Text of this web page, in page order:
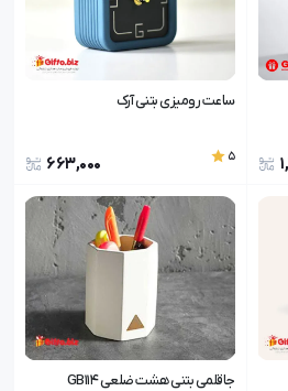
ساعت رومیزی بتنی آرک
5
663,000
جاقلمی بتنی هشت ضلعی GB114